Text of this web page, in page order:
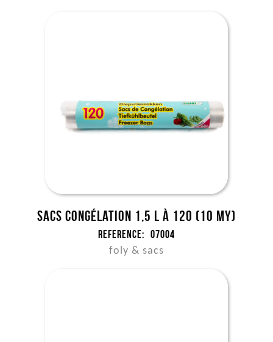
Sacs congélation 1,5 l à 120 (10 my)
Reference: 07004
foly & sacs